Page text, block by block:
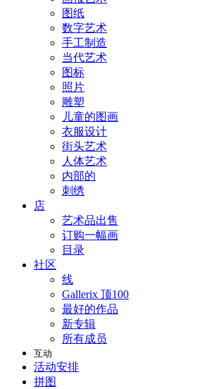
图纸
数字艺术
手工制造
当代艺术
图标
照片
雕塑
儿童的图画
衣服设计
街头艺术
人体艺术
内部的
刺绣
店
艺术品出售
订购一幅画
目录
社区
线
Gallerix 顶100
最好的作品
新专辑
所有成员
互动
活动安排
拼图